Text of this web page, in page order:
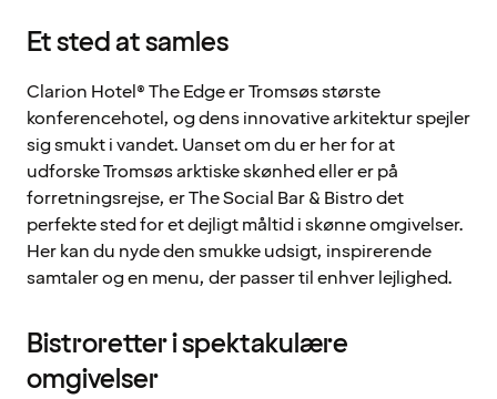
Et sted at samles
Clarion Hotel® The Edge er Tromsøs største
konferencehotel, og dens innovative arkitektur spejler
sig smukt i vandet. Uanset om du er her for at
udforske Tromsøs arktiske skønhed eller er på
forretningsrejse, er The Social Bar & Bistro det
perfekte sted for et dejligt måltid i skønne omgivelser.
Her kan du nyde den smukke udsigt, inspirerende
samtaler og en menu, der passer til enhver lejlighed.
Bistroretter i spektakulære
omgivelser